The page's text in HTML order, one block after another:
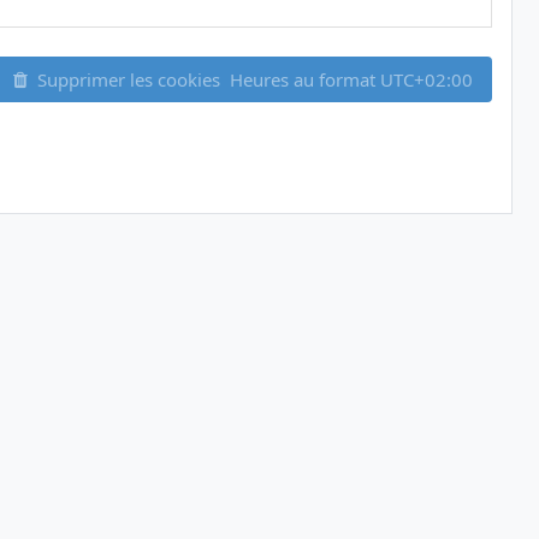
Supprimer les cookies Heures au format UTC+02:00